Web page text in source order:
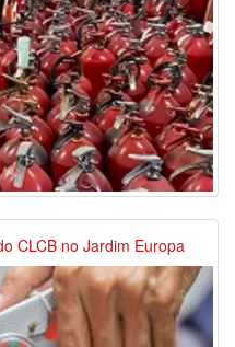
CLCB no Jardim Europa